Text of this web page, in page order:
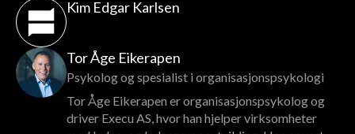
Kim Edgar Karlsen
Tor Åge Eikerapen
Psykolog og spesialist i organisasjonspsykologi
Tor Åge Eikerapen er organisasjonspsykolog og
driver Execu AS, hvor han hjelper virksomheter